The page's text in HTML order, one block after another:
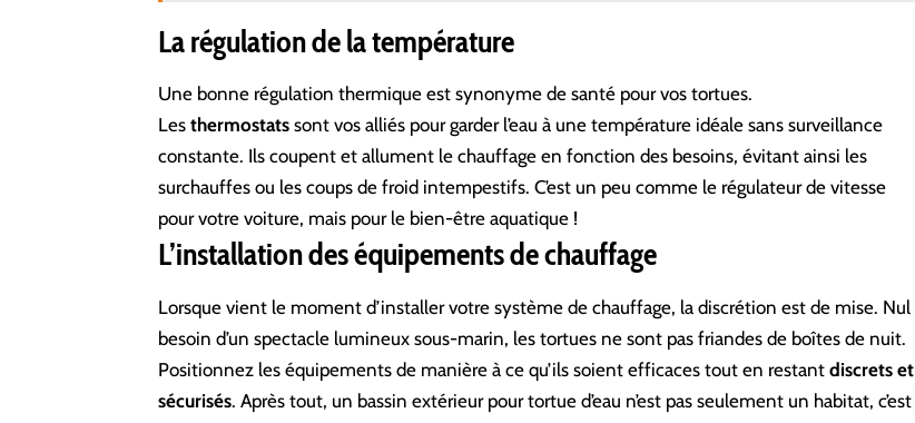
La régulation de la température
Une bonne régulation thermique est synonyme de santé pour vos tortues.
Les thermostats sont vos alliés pour garder l’eau à une température idéale sans surveillance
constante. Ils coupent et allument le chauffage en fonction des besoins, évitant ainsi les
surchauffes ou les coups de froid intempestifs. C’est un peu comme le régulateur de vitesse
pour votre voiture, mais pour le bien-être aquatique !
L’installation des équipements de chauffage
Lorsque vient le moment d’installer votre système de chauffage, la discrétion est de mise. Nul
besoin d’un spectacle lumineux sous-marin, les tortues ne sont pas friandes de boîtes de nuit.
Positionnez les équipements de manière à ce qu’ils soient efficaces tout en restant discrets et
sécurisés. Après tout, un bassin extérieur pour tortue d’eau n’est pas seulement un habitat, c’est